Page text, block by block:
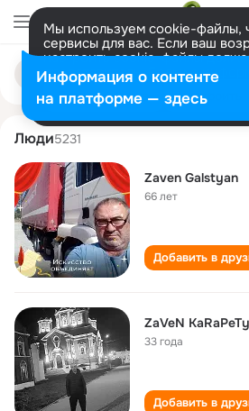
Мы используем cookie-файлы,
сервисы для вас. Если ваш
настроить cookie-файлы
представитель. Больше
Разрешить все Настроить
Поиск
людям
zaven zaven
Люди5231
Zaven Galstyan
66 лет
Добавить в
ZaVeN
33 года
Добавить в
Информация о контенте
на платформе — здесь